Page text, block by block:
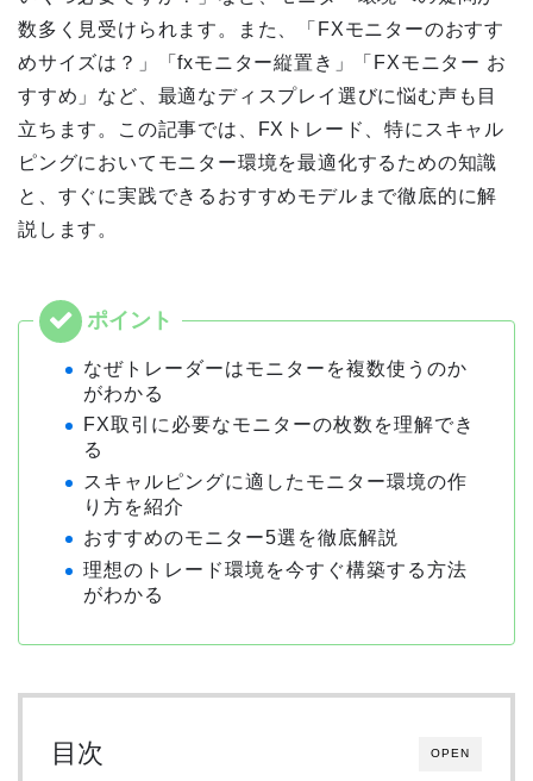
数多く見受けられます。また、「FXモニターのおすす
めサイズは？」「fxモニター縦置き」「FXモニター お
すすめ」など、最適なディスプレイ選びに悩む声も目
立ちます。この記事では、FXトレード、特にスキャル
ピングにおいてモニター環境を最適化するための知識
と、すぐに実践できるおすすめモデルまで徹底的に解
説します。
なぜトレーダーはモニターを複数使うのか
がわかる
FX取引に必要なモニターの枚数を理解でき
る
スキャルピングに適したモニター環境の作
り方を紹介
おすすめのモニター5選を徹底解説
理想のトレード環境を今すぐ構築する方法
がわかる
OPEN
目次